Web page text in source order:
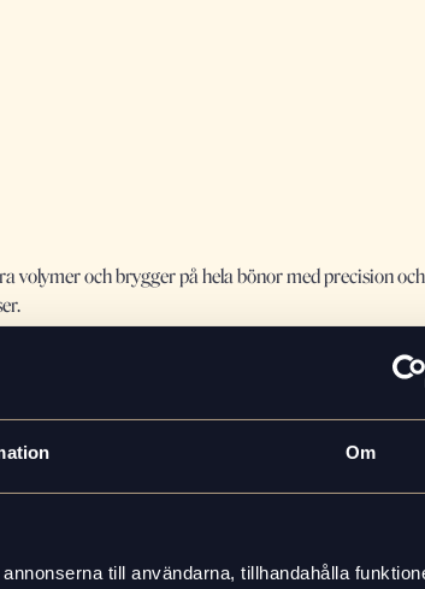
Om
till användarna, tillhandahålla
volymer och brygger på hela bönor med precision